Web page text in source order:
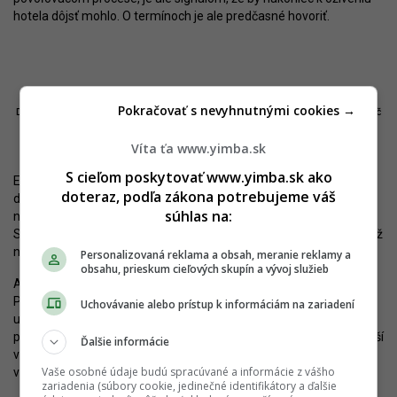
hotela dôjsť mohlo. O termínoch je ale predčasné hovoriť.
Domy na Cintorínskej prechádzajú modernizáciou. Autor: Nino Belovič
Ešte minulý rok Lordship rozbehol súvisiace projekty – premenu
domov na Cintorínskej ulici a rekonštrukciu priestranstva medzi
nimi a hotelom s pracovným názvom Námestie umelcov.
Stavebné povolenie na obnovu verejného priestoru bolo vydané už
na jeseň minulého roka.
Autorom navrhovaného riešenia je ateliér Compass Architekti.
Podľa developera bol dôraz kladený na rešpektovanie existujúcej
urbanistickej štruktúry územia a jeho plynulé napojenie na okolité
prostredie. Súčasné parkovisko má zaniknúť a nahradiť ho má peší
verejný priestor určený na oddych, stretávanie a rôzne formy
verejného využitia, doplnený o výraznejší podiel zelene.
Víta ťa www.yimba.sk
S cieľom poskytovať www.yimba.sk ako
doteraz, podľa zákona potrebujeme váš
súhlas na:
Personalizovaná reklama a obsah, meranie reklamy a
obsahu, prieskum cieľových skupín a vývoj služieb
Uchovávanie alebo prístup k informáciám na zariadení
Ďalšie informácie
Vaše osobné údaje budú spracúvané a informácie z vášho
zariadenia (súbory cookie, jedinečné identifikátory a ďalšie
Pokračovať s nevyhnutnými cookies →